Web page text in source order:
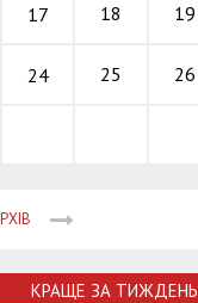
17 18 19
24 25 26
КРАЩЕ ЗА ТИЖДЕНЬ